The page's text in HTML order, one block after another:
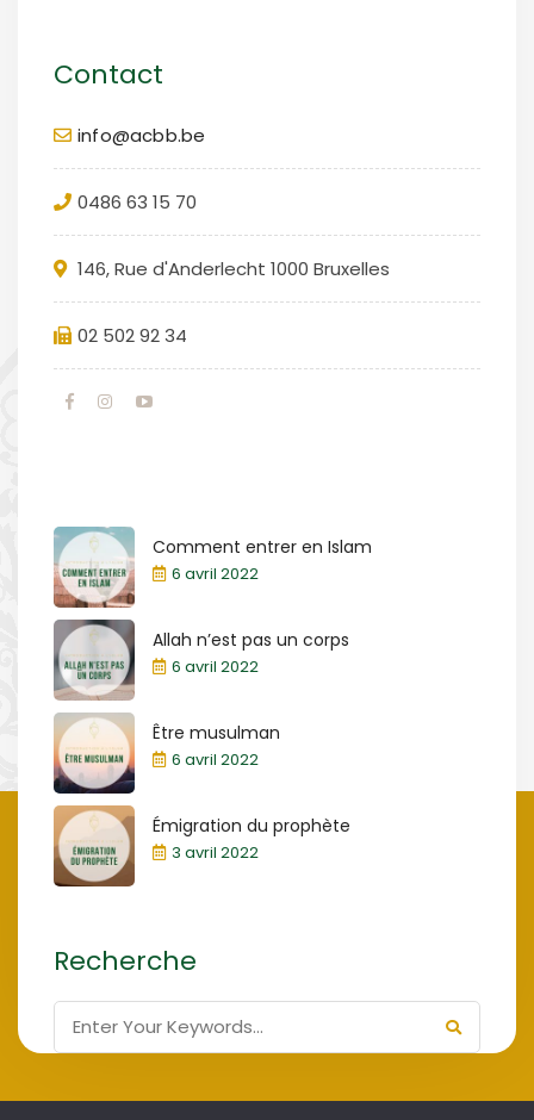
Contact
info@acbb.be
0486 63 15 70
146, Rue d'Anderlecht 1000 Bruxelles
02 502 92 34
Comment entrer en Islam
6 avril 2022
Allah n’est pas un corps
6 avril 2022
Être musulman
6 avril 2022
Émigration du prophète
3 avril 2022
Recherche